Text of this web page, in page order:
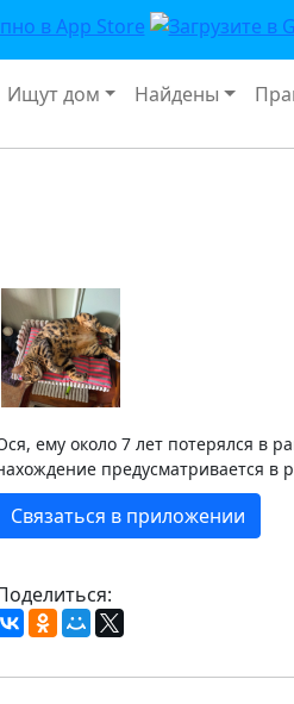
Ищут дом Найдены
ему около 7 лет потерялся в
предусматривается в
Связаться в приложении